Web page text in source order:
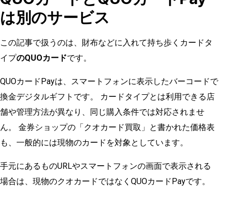
は別のサービス
この記事で扱うのは、財布などに入れて持ち歩くカードタ
イプのQUOカードです。
QUOカードPayは、スマートフォンに表示したバーコードで
換金デジタルギフトです。 カードタイプとは利用できる店
舗や管理方法が異なり、同じ購入条件では対応されませ
ん。 金券ショップの「クオカード買取」と書かれた価格表
も、一般的には現物のカードを対象としています。
手元にあるものURLやスマートフォンの画面で表示される
場合は、現物のクオカードではなくQUOカードPayです。